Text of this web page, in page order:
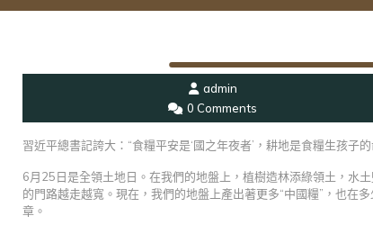
admin
0 Comments
習近平總書記誇大：“食糧平安是‘國之年夜者’，耕地是食糧生孩子的
6月25日是全領土地日。在我們的地盤上，植樹造林添綠領土，水
的門路越走越寬。現在，我們的地盤上產出著更多“中國糧”，也在
章。